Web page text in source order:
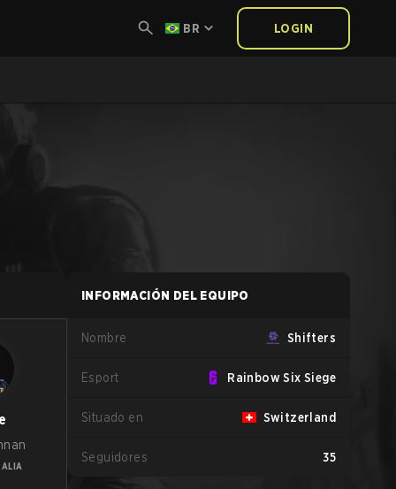
BR LOGIN
INFORMACIÓN DEL EQUIPO
Nombre Shifters
Esport Rainbow Six Siege
Situado en Switzerland
Seguidores 35